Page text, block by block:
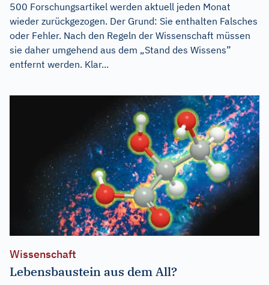
500 Forschungsartikel werden aktuell jeden Monat
wieder zurückgezogen. Der Grund: Sie enthalten Falsches
oder Fehler. Nach den Regeln der Wissenschaft müssen
sie daher umgehend aus dem „Stand des Wissens”
entfernt werden. Klar...
Wissenschaft
Lebensbaustein aus dem All?